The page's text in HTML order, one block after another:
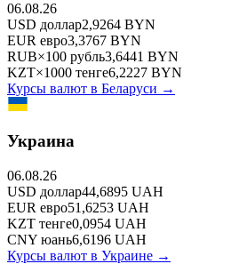
06.08.26
USD доллар2,9264 BYN
EUR евро3,3767 BYN
RUB×100 рубль3,6441 BYN
KZT×1000 тенге6,2227 BYN
Курсы валют в Беларуси →
Украина
06.08.26
USD доллар44,6895 UAH
EUR евро51,6253 UAH
KZT тенге0,0954 UAH
CNY юань6,6196 UAH
Курсы валют в Украине →